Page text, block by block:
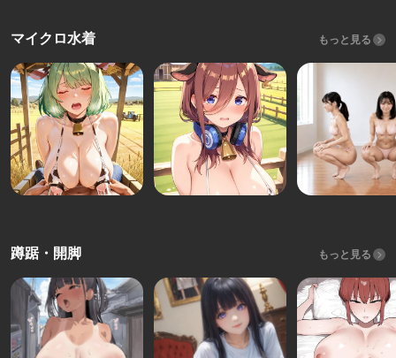
マイクロ水着 もっと見る
蹲踞・開脚 もっと見る